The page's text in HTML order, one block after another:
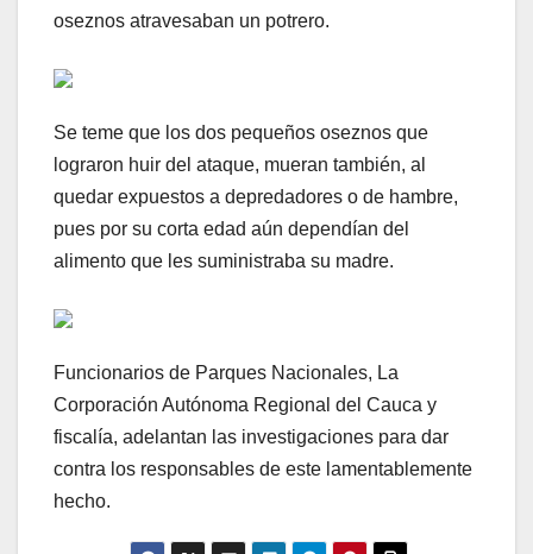
oseznos atravesaban un potrero.
Se teme que los dos pequeños oseznos que
lograron huir del ataque, mueran también, al
quedar expuestos a depredadores o de hambre,
pues por su corta edad aún dependían del
alimento que les suministraba su madre.
Funcionarios de Parques Nacionales, La
Corporación Autónoma Regional del Cauca y
fiscalía, adelantan las investigaciones para dar
contra los responsables de este lamentablemente
hecho.